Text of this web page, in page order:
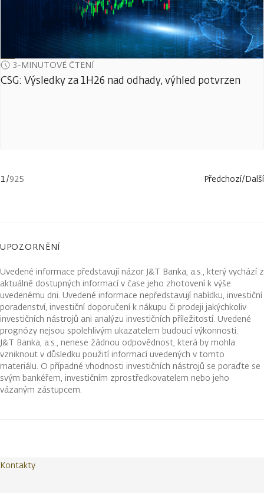
3-MINUTOVÉ ČTENÍ
CSG: Výsledky za 1H26 nad odhady, výhled potvrzen
1/925 Předchozí/Další
UPOZORNĚNÍ
Uvedené informace představují názor J&T Banka, a.s., který vychází z
aktuálně dostupných informací v čase jeho zhotovení k výše
uvedenému dni. Uvedené informace nepředstavují nabídku, investiční
poradenství, investiční doporučení k nákupu či prodeji jakýchkoliv
investičních nástrojů ani analýzu investičních příležitostí. Uvedené
prognózy nejsou spolehlivým ukazatelem budoucí výkonnosti.
J&T Banka, a.s., nenese žádnou odpovědnost, která by mohla
vzniknout v důsledku použití informací uvedených v tomto
materiálu. O případné vhodnosti investičních nástrojů se poraďte se
svým bankéřem, investičním zprostředkovatelem nebo jeho
vázaným zástupcem.
Kontakty